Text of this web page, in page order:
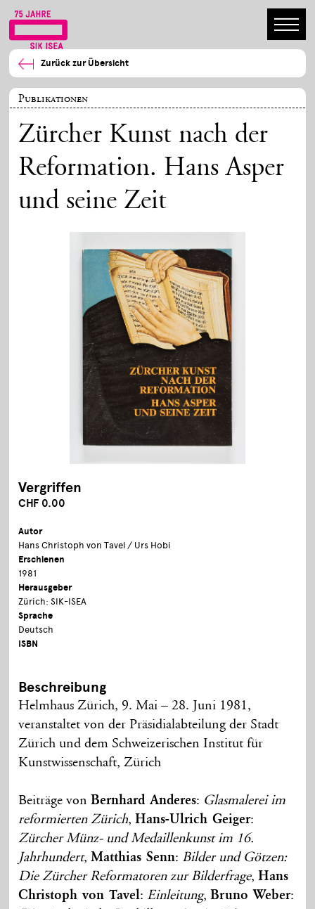
Zurück zur Übersicht
Publikationen
Zürcher Kunst nach der
Reformation. Hans Asper
und seine Zeit
Vergriffen
CHF 0.00
Autor
Hans Christoph von Tavel / Urs Hobi
Erschienen
1981
Herausgeber
Zürich: SIK-ISEA
Sprache
Deutsch
ISBN
Beschreibung
Helmhaus Zürich, 9. Mai – 28. Juni 1981,
veranstaltet von der Präsidialabteilung der Stadt
Zürich und dem Schweizerischen Institut für
Kunstwissenschaft, Zürich
Beiträge vonBernhard Anderes: Glasmalerei im
reformierten Zürich,Hans-Ulrich Geiger:
Zürcher Münz- und Medaillenkunst im 16.
Jahrhundert,Matthias Senn: Bilder und Götzen:
Die Zürcher Reformatoren zur Bilderfrage,Hans
Christoph von Tavel:Einleitung,Bruno Weber: